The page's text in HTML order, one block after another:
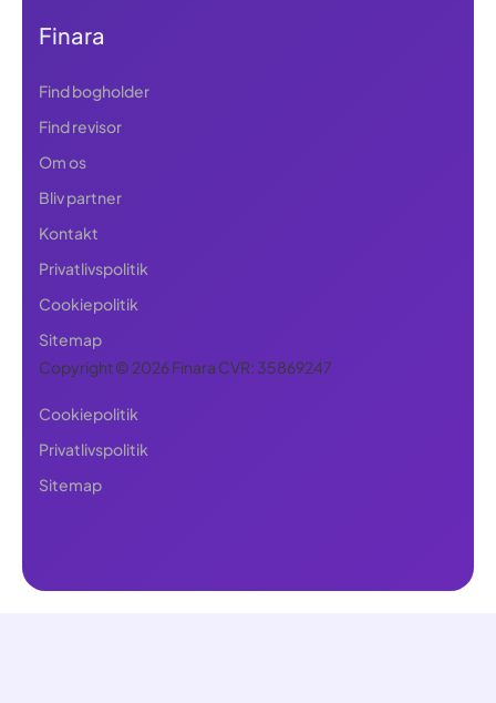
Finara
Find bogholder
Find revisor
Om os
Bliv partner
Kontakt
Privatlivspolitik
Cookiepolitik
Sitemap
Copyright © 2026 Finara CVR: 35869247
Cookiepolitik
Privatlivspolitik
Sitemap